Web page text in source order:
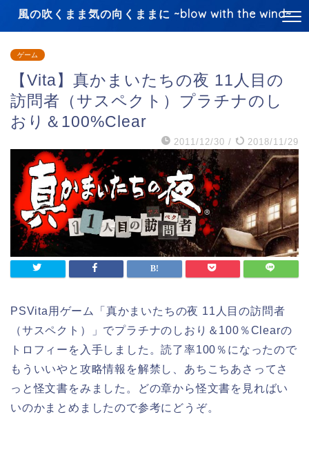
風の吹くまま気の向くままに ~blow with the wind~
ゲーム
【Vita】真かまいたちの夜 11人目の
訪問者（サスペクト）プラチナのし
おり＆100%Clear
2011/12/30 / 2018/11/29
PSVita用ゲーム「真かまいたちの夜 11人目の訪問者
（サスペクト）」でプラチナのしおり＆100％Clearの
トロフィーを入手しました。読了率100％になったので
もういいやと攻略情報を解禁し、あちこちあさってさ
っと怪文書をみました。どの章から怪文書を見ればい
いのかまとめましたので参考にどうぞ。